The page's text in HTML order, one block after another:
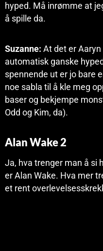
hyped. Må inrømme at
å spille da.
Suzanne: At det er
automatisk ganske
spennende ut er jo bare
noe sabla til å kle meg
baser og bekjempe
Odd og Kim, da).
Alan Wake 2
Ja, hva trenger man å si
er Alan Wake. Hva mer
et rent